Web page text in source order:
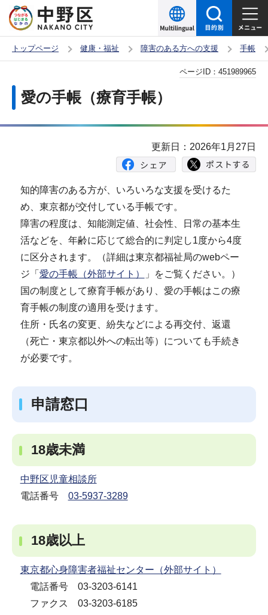
の
ー
頭
トップページ 健康・福祉 障害のある方への支援 手帳
愛の手帳（療育手帳）
ページID： 451989965
更新日：2026年1月27日
知的障害のある方が、いろいろな支援を受けるた
め、東京都が交付している手帳です。
障害の程度は、知能測定値、社会性、日常の基本生
活などを、年齢に応じて総合的に判定し1度から4度
に区分されます。（詳細は東京都福祉局のwebペー
ジ「 愛の手帳（外部サイト）
」をご覧ください。）
国の制度として療育手帳があり、愛の手帳はこの療
育手帳の制度の適用を受けます。
住所・氏名の変更、紛失などによる再交付、返還
（死亡・東京都以外への転出等）についても手続き
が必要です。
申請窓口
18歳未満
中野区児童相談所
電話番号 03-5937-3289
18歳以上
東京都心身障害者福祉センター（外部サイト）
電話番号 03-3203-6141
ファクス 03-3203-6185